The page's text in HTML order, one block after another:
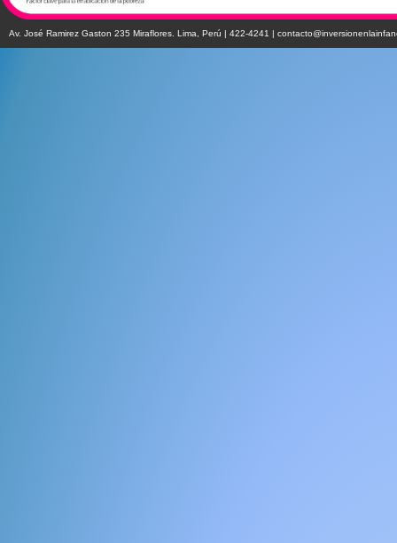
Av. José Ramirez Gaston 235 Miraflores. Lima, Perú | 422-4241 |